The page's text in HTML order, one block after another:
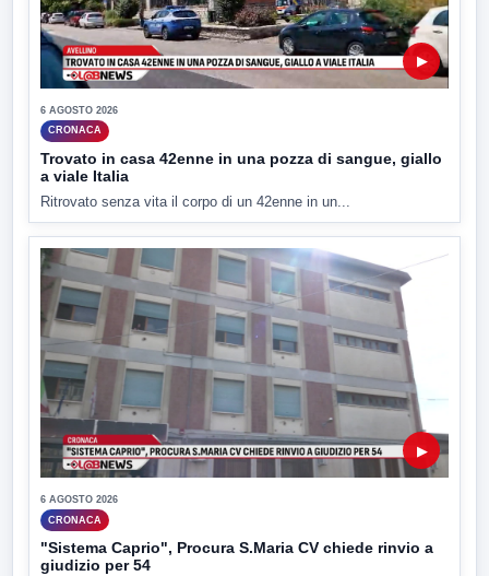
▶
6 AGOSTO 2026
CRONACA
Trovato in casa 42enne in una pozza di sangue, giallo
a viale Italia
Ritrovato senza vita il corpo di un 42enne in un...
▶
6 AGOSTO 2026
CRONACA
"Sistema Caprio", Procura S.Maria CV chiede rinvio a
giudizio per 54